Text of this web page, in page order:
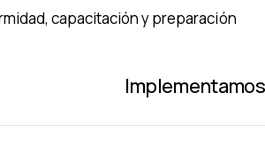
capacitación y preparación
Implementamos